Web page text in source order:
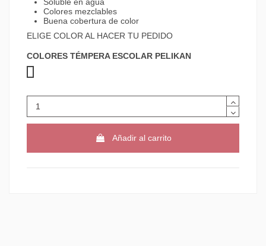
Soluble en agua
Colores mezclables
Buena cobertura de color
ELIGE COLOR AL HACER TU PEDIDO
COLORES TÉMPERA ESCOLAR PELIKAN
Añadir al carrito